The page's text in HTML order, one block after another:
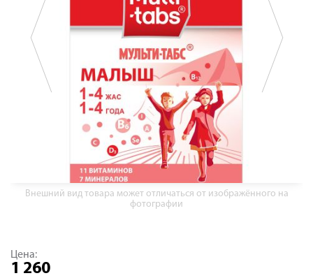
Внешний вид товара может отличаться от изображённого на
фотографии
Цена:
1 260